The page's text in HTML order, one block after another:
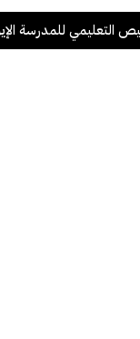
للمدرسة